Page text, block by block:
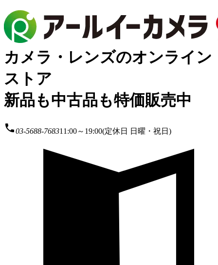
カメラ・レンズのオンライン
ストア
新品も中古品も特価販売中
local_phone03-5688-768311:00～19:00(定休日 日曜・祝日)